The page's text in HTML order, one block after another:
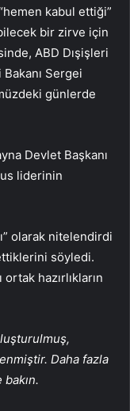
kabul ettiği”
bir zirve için
ABD Dışişleri
Sergei
günlerde
Devlet Başkanı
liderinin
olarak nitelendirdi
söyledi.
hazırlıkların
Daha fazla